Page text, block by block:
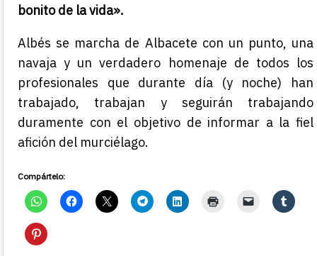
bonito de la vida».
Albés se marcha de Albacete con un punto, una
navaja y un verdadero homenaje de todos los
profesionales que durante día (y noche) han
trabajado, trabajan y seguirán trabajando
duramente con el objetivo de informar a la fiel
afición del murciélago.
Compártelo: